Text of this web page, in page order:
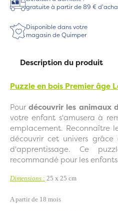
gratuite à partir de 89 €
Disponible dans votre
magasin de Quimper
Description du produit
Puzzle en bois Premier âge
Pourdécouvrir les animaux
votre enfant s'amusera à
emplacement. Reconnaître
découvrir cet univers
d'apprentissage. Ce
recommandé pour les
Dimensions : 25 x 25 cm
A partir de 18 mois